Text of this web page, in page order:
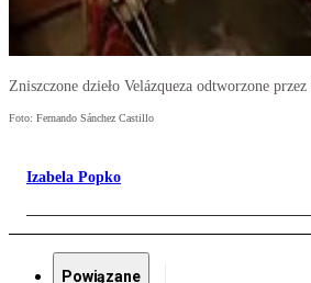
Zniszczone dzieło Velázqueza odtworzone
Foto: Fernando Sánchez Castillo
Izabela Popko
Powiązane